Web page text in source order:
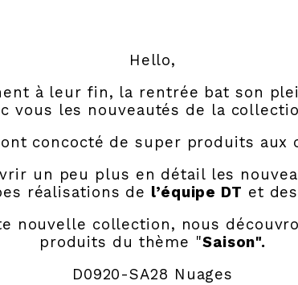
Hello,
à leur fin, la rentrée bat son
vous les nouveautés de la
concocté de super produits aux
un peu plus en détail les
réalisations de l’équipe DT et des
nouvelle collection, nous
produits du thème "Saison".
D0920-SA28 Nuages